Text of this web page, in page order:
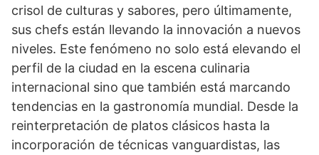
crisol de culturas y sabores, pero últimamente,
sus chefs están llevando la innovación a nuevos
niveles. Este fenómeno no solo está elevando el
perfil de la ciudad en la escena culinaria
internacional sino que también está marcando
tendencias en la gastronomía mundial. Desde la
reinterpretación de platos clásicos hasta la
incorporación de técnicas vanguardistas, las